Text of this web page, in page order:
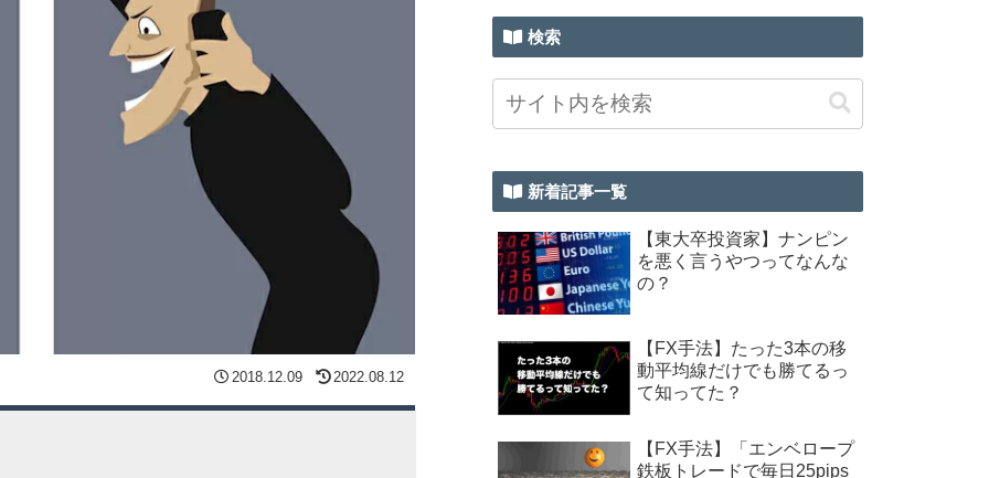
2018.12.09 2022.08.12
検索
新着記事一覧
【東大卒投資家】ナンピン
を悪く言うやつってなんな
の？
【FX手法】たった3本の移
動平均線だけでも勝てるっ
て知ってた？
【FX手法】「エンベロープ
鉄板トレードで毎日25pips